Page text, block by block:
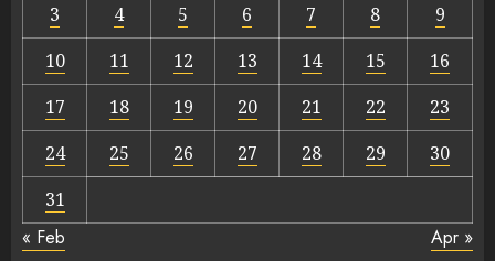
3
4 5 6 7 8
9
10
11 12 13 14 15
16
17
18 19 20 21 22
23
24
25 26 27 28 29
30
31
« Feb Apr »